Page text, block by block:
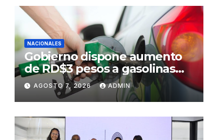
NACIONALES
Gobierno dispone aumento
de RD$3 pesos a gasolinas
premium y regular
AGOSTO 7, 2026 ADMIN